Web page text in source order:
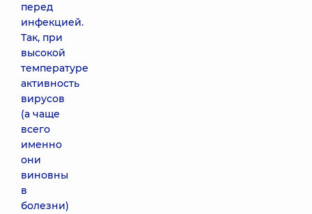
перед
инфекцией.
Так, при
высокой
температуре
активность
вирусов
(а чаще
всего
именно
они
виновны
в
болезни)